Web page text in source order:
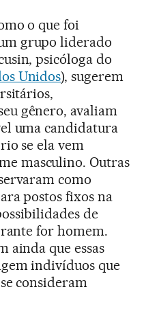
o que foi
grupo liderado
psicóloga do
Unidos), sugerem
gênero, avaliam
uma candidatura
se ela vem
masculino. Outras
como
postos fixos na
de
for homem.
ainda que essas
indivíduos que
consideram